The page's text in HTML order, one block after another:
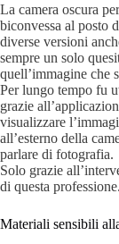
La camera oscura
biconvessa al posto
diverse versioni
sempre un solo
quell’immagine che
Per lungo tempo fu
grazie
visualizzare
all’esterno della
parlare di fotografia.
Solo grazie
di questa professione.
Materiali sensibili